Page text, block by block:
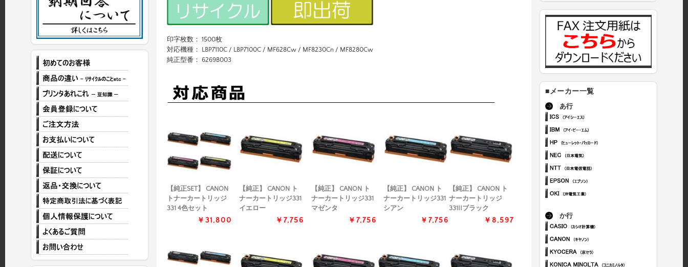
印字枚数： 1500枚
対応機種： LBP7110C / LBP7100C / MF628Cw / MF8230Cn / MF8280Cw
純正型番： 6269B003
【純正SET】 CANON
トナーカートリッジ
331 4色セット
￥31,800
【純正】 CANON ト
ナーカートリッジ331
イエロー
￥7,756
【純正】 CANON ト
ナーカートリッジ331
マゼンタ
￥7,756
【純正】 CANON ト
ナーカートリッジ331
シアン
￥7,756
【純正】 CANON ト
ナーカートリッジ
331IIブラック
￥8,597
■メーカー一覧
あ行
か行